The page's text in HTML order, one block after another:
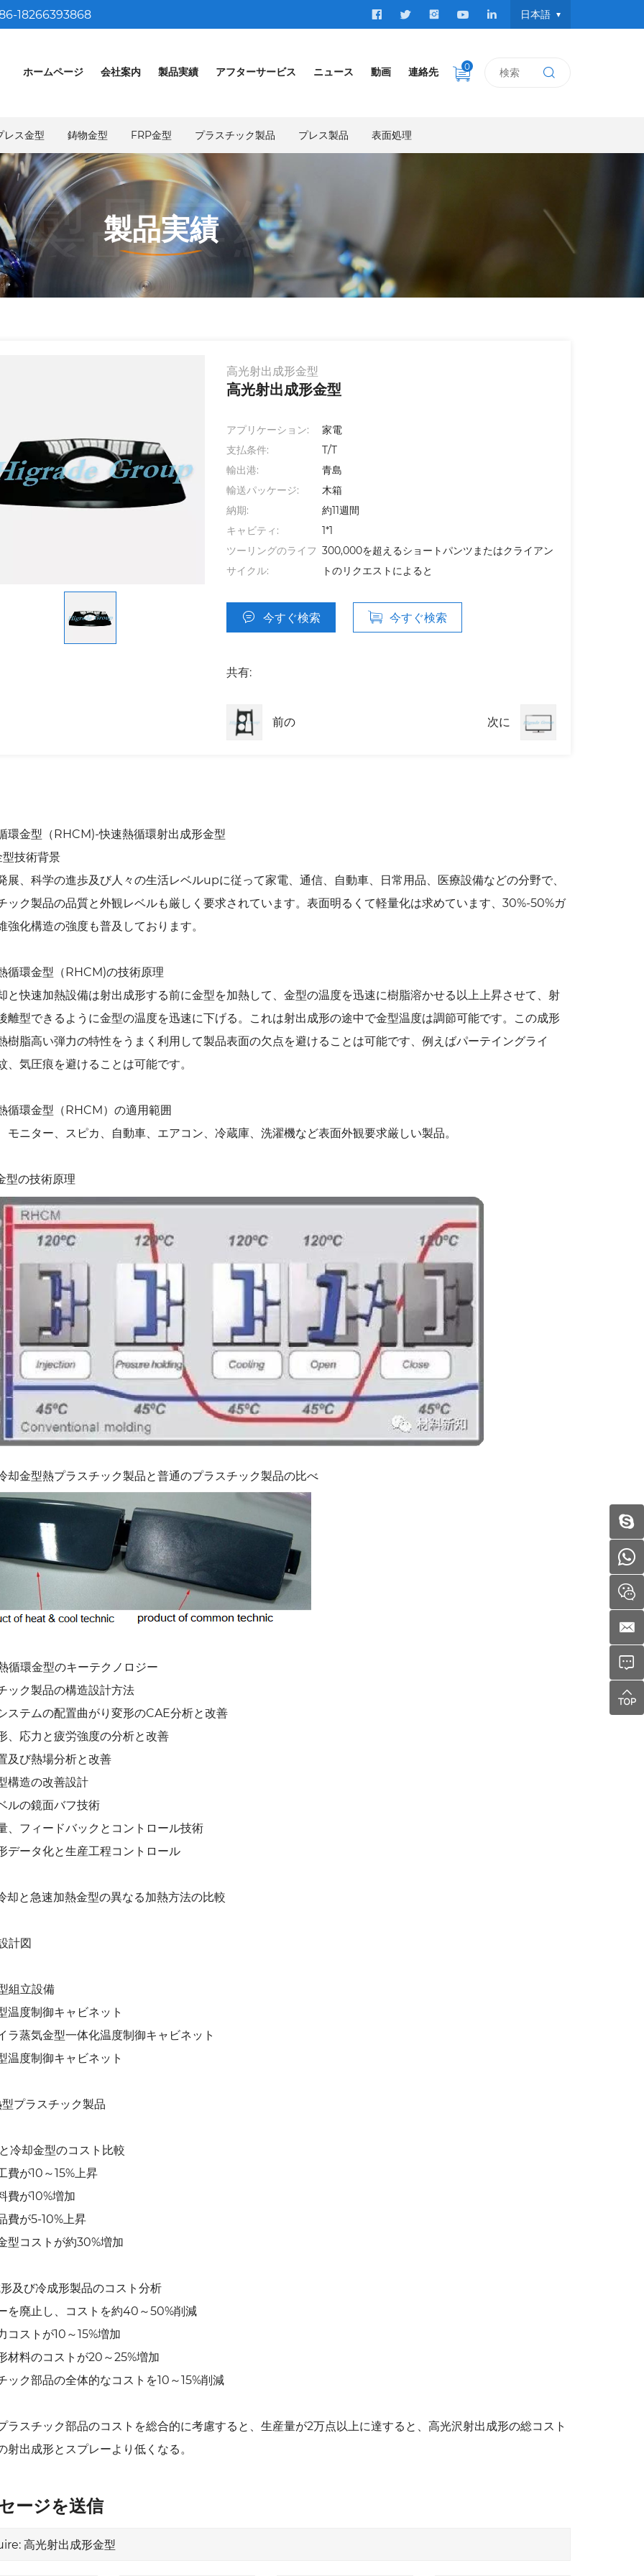
18266393868 日本語
0
ホームページ 会社案内 製品実績 アフターサービス ニュース 動画 連絡先
レス金型 鋳物金型 FRP金型 プラスチック製品 プレス製品 表面処理
製品実績
製品実績
高光射出成形金型
高光射出成形金型
アプリケーション:
家電
支払条件:
T/T
輸出港:
青島
輸送パッケージ:
木箱
納期:
約11週間
キャビティ:
1*1
ツーリングのライフ
サイクル:
300,000を超えるショートパンツまたはクライアン
トのリクエストによると
今すぐ検索 今すぐ検索
共有:
前の 次に
環金型（RHCM)-快速熱循環射出成形金型
型技術背景
展、科学の進歩及び人々の生活レベルupに従って家電、通信、自動車、日常用品、医療設備などの分野で、
ック製品の品質と外観レベルも厳しく要求されています。表面明るくて軽量化は求めています、30%-50%ガ
強化構造の強度も普及しております。
循環金型（RHCM)の技術原理
と快速加熱設備は射出成形する前に金型を加熱して、金型の温度を迅速に樹脂溶かせる以上上昇させて、射
離型できるように金型の温度を迅速に下げる。これは射出成形の途中で金型温度は調節可能です。この成形
樹脂高い弾力の特性をうまく利用して製品表面の欠点を避けることは可能です、例えばパーテイングライ
、気圧痕を避けることは可能です。
循環金型（RHCM）の適用範囲
モニター、スピカ、自動車、エアコン、冷蔵庫、洗濯機など表面外観要求厳しい製品。
型の技術原理
却金型熱プラスチック製品と普通のプラスチック製品の比べ
循環金型のキーテクノロジー
ック製品の構造設計方法
ステムの配置曲がり変形のCAE分析と改善
、応力と疲労強度の分析と改善
及び熱場分析と改善
構造の改善設計
ルの鏡面バフ技術
、フィードバックとコントロール技術
データ化と生産工程コントロール
却と急速加熱金型の異なる加熱方法の比較
計図
組立設備
温度制御キャビネット
ラ蒸気金型一体化温度制御キャビネット
温度制御キャビネット
プラスチック製品
冷却金型のコスト比較
費が10～15%上昇
費が10%増加
費が5-10%上昇
型コストが約30%増加
及び冷成形製品のコスト分析
を廃止し、コストを約40～50%削減
コストが10～15%増加
材料のコストが20～25%増加
ック部品の全体的なコストを10～15%削減
ラスチック部品のコストを総合的に考慮すると、生産量が2万点以上に達すると、高光沢射出成形の総コスト
射出成形とスプレーより低くなる。
ージを送信